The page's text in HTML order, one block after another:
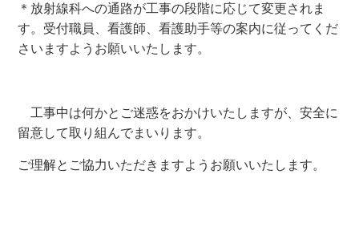
＊放射線科への通路が工事の段階に応じて変更されま
す。受付職員、看護師、看護助手等の案内に従ってくだ
さいますようお願いいたします。
工事中は何かとご迷惑をおかけいたしますが、安全に
留意して取り組んでまいります。
ご理解とご協力いただきますようお願いいたします。